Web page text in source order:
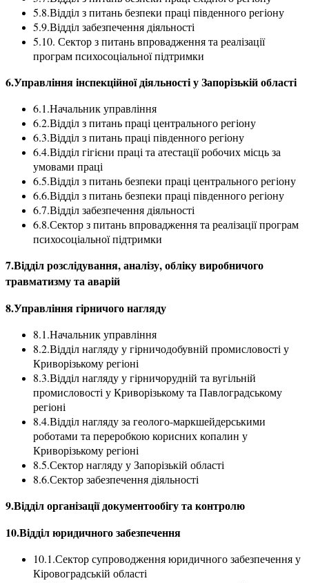
5.8.Відділ з питань безпеки праці південного регіону
5.9.Відділ забезпечення діяльності
5.10. Сектор з питань впровадження та реалізації
програм психосоціальної підтримки
6.Управління інспекційної діяльності у Запорізькій області
6.1.Начальник управління
6.2.Відділ з питань праці центрального регіону
6.3.Відділ з питань праці південного регіону
6.4.Відділ гігієни праці та атестації робочих місць за
умовами праці
6.5.Відділ з питань безпеки праці центрального регіону
6.6.Відділ з питань безпеки праці південного регіону
6.7.Відділ забезпечення діяльності
6.8.Сектор з питань впровадження та реалізації програм
психосоціальної підтримки
7.Відділ розслідування, аналізу, обліку виробничого
травматизму та аварій
8.Управління гірничого нагляду
8.1.Начальник управління
8.2.Відділ нагляду у гірничодобувній промисловості у
Криворізькому регіоні
8.3.Відділ нагляду у гірничорудній та вугільній
промисловості у Криворізькому та Павлоградському
регіоні
8.4.Відділ нагляду за геолого-маркшейдерськими
роботами та переробкою корисних копалин у
Криворізькому регіоні
8.5.Сектор нагляду у Запорізькій області
8.6.Сектор забезпечення діяльності
9.Відділ організації документообігу та контролю
10.Відділ юридичного забезпечення
10.1.Сектор супроводження юридичного забезпечення у
Кіровоградській області